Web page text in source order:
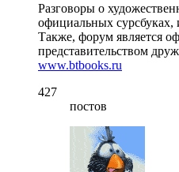
Разговоры о
официальных сурсбуках,
Также, форум является
представительством
www.btbooks.ru
427
постов